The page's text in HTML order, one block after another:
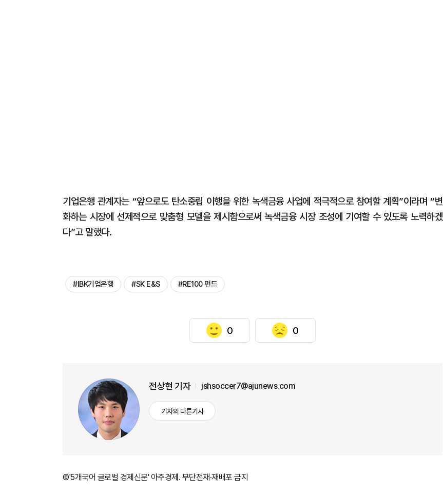
기업은행 관계자는 “앞으로도 탄소중립 이행을 위한 녹색금융 사업에 적극적으로 참여할 계획”이라며 “변
화하는 시장에 선제적으로 맞춤형 모델을 제시함으로써 녹색금융 시장 조성에 기여할 수 있도록 노력하겠
다”고 말했다.
#IBK기업은행 #SK E&S #RE100 펀드
0 0
전상현 기자 jshsoccer7@ajunews.com
기자의 다른기사
©'5개국어 글로벌 경제신문' 아주경제. 무단전재·재배포 금지